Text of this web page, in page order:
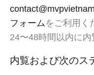
フォーム をご利用く
24〜48時間以内に内
内覧および次のス